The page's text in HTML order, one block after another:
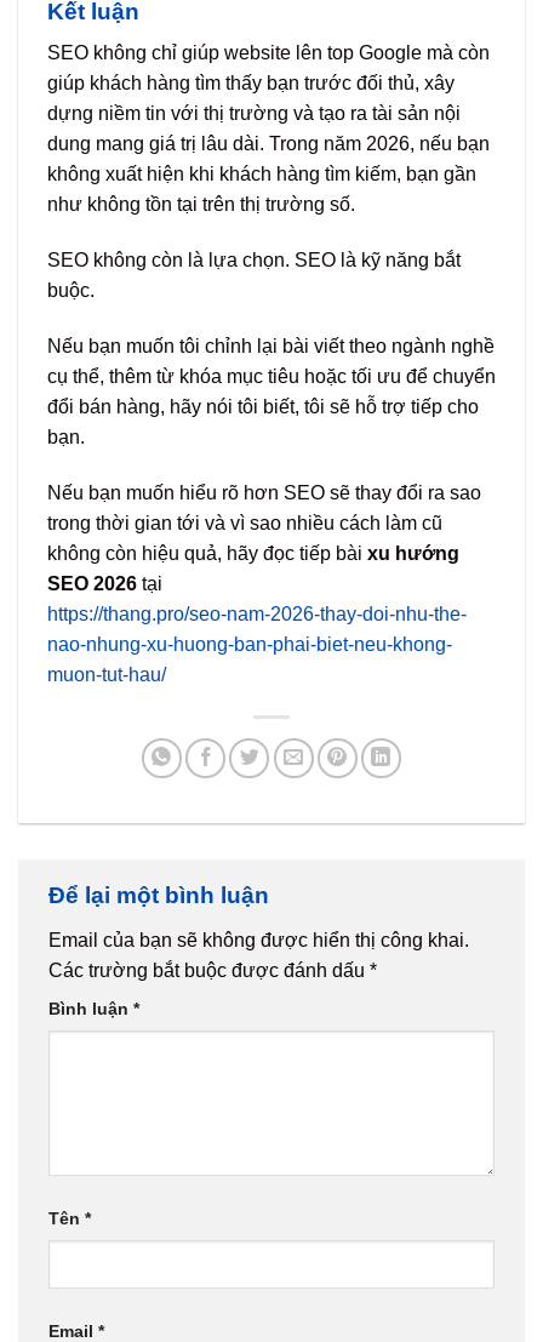
Kết luận
SEO không chỉ giúp website lên top Google mà còn
giúp khách hàng tìm thấy bạn trước đối thủ, xây
dựng niềm tin với thị trường và tạo ra tài sản nội
dung mang giá trị lâu dài. Trong năm 2026, nếu bạn
không xuất hiện khi khách hàng tìm kiếm, bạn gần
như không tồn tại trên thị trường số.
SEO không còn là lựa chọn. SEO là kỹ năng bắt
buộc.
Nếu bạn muốn tôi chỉnh lại bài viết theo ngành nghề
cụ thể, thêm từ khóa mục tiêu hoặc tối ưu để chuyển
đổi bán hàng, hãy nói tôi biết, tôi sẽ hỗ trợ tiếp cho
bạn.
Nếu bạn muốn hiểu rõ hơn SEO sẽ thay đổi ra sao
trong thời gian tới và vì sao nhiều cách làm cũ
không còn hiệu quả, hãy đọc tiếp bài xu hướng
SEO 2026 tại
https://thang.pro/seo-nam-2026-thay-doi-nhu-the-
nao-nhung-xu-huong-ban-phai-biet-neu-khong-
muon-tut-hau/
Để lại một bình luận
Email của bạn sẽ không được hiển thị công khai.
Các trường bắt buộc được đánh dấu *
Bình luận *
Tên *
Email *